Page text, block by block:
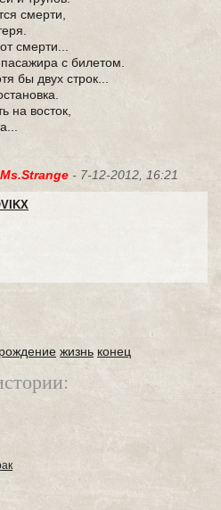
смерти,
смерти...
с билетом.
бы двух строк...
на восток,
Ms.Strange - 7-12-2012, 16:21
рождение жизнь конец